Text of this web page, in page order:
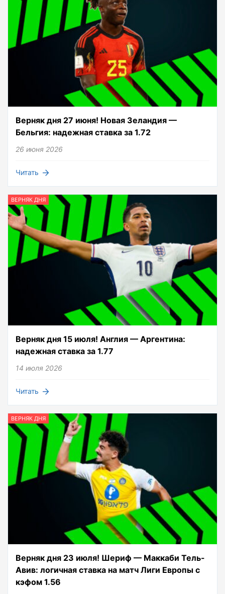
Верняк дня 27 июня! Новая Зеландия —
Бельгия: надежная ставка за 1.72
26 июня 2026
Читать
ВЕРНЯК ДНЯ
Верняк дня 15 июля! Англия — Аргентина:
надежная ставка за 1.77
14 июля 2026
Читать
ВЕРНЯК ДНЯ
Верняк дня 23 июля! Шериф — Маккаби Тель-
Авив: логичная ставка на матч Лиги Европы с
кэфом 1.56